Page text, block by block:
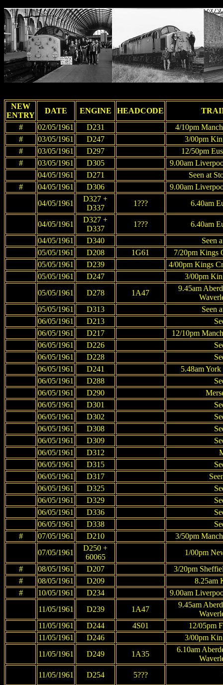
NEW
ENTRY
DATE ENGINE HEADCODE
#
02/05/1961 D231
4/10pm
#
03/05/1961 D247
3/00pm
#
03/05/1961 D297
12/50pm
#
03/05/1961 D305
9.00am
04/05/1961
D271
Seen at
#
04/05/1961 D306
9.00am
04/05/1961
D327 +
D337
1??? 6.40am
04/05/1961
D327 +
D337
1???
6.40am
04/05/1961
D340
Seen
05/05/1961
D208 1G61
7/20pm Kings
05/05/1961
D239
4/00pm Kings
05/05/1961
D247
3/00pm
05/05/1961
D278 1A47
9.45am
05/05/1961
D313
Seen
06/05/1961
D213
06/05/1961
D217
12/10pm
06/05/1961
D226
06/05/1961
D228
06/05/1961
D241
5.48am
06/05/1961
D288
06/05/1961
D290
06/05/1961
D301
06/05/1961
D302
06/05/1961
D308
06/05/1961
D309
06/05/1961
D312
06/05/1961
D315
06/05/1961
D317
06/05/1961
D325
06/05/1961
D329
06/05/1961
D336
06/05/1961
D338
#
07/05/1961 D210
3/50pm
07/05/1961
D250 +
60065
1/00pm
#
08/05/1961 D207
3/20pm
#
08/05/1961 D209
8.25am
#
10/05/1961 D234
9.00am
11/05/1961
D239 1A47
9.45am
11/05/1961
D244 4S01
12/05pm
11/05/1961
D246
3/00pm
11/05/1961
D249 1A35
6.10am
11/05/1961
D254 5???